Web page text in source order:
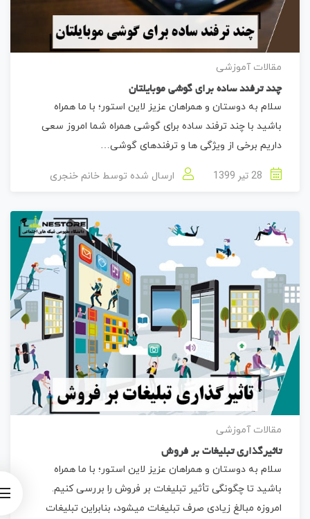
مقالات آموزشی
چند ترفند ساده برای گوشی موبایلتان
سلام به دوستان و همراهان عزیز لاین استور؛ با ما همراه
باشید با چند ترفند ساده برای گوشی همراه شما امروز سعی
داریم برخی از ویژگی ها و ترفندهای گوشی…
ارسال شده توسط خانم خنجری
مقالات آموزشی
تاثیرگذاری تبلیغات بر فروش
سلام به دوستان و همراهان عزیز لاین استور؛ با ما همراه
باشید تا چگونگی تأثیر تبلیغات بر فروش را بررسی کنیم.
امروزه مبالغ زیادی صرف تبلیغات میشود، بنابراین تبلیغات